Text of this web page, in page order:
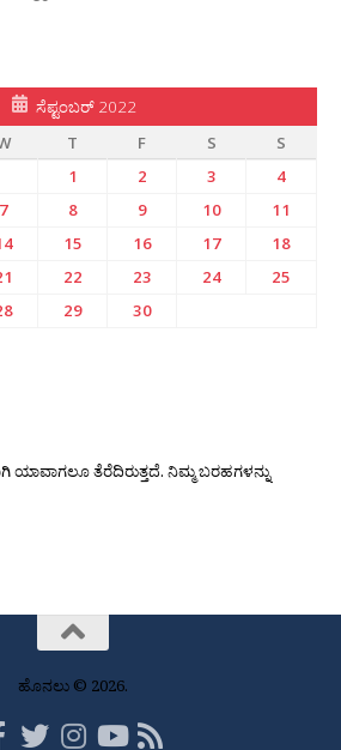
ಸೆಪ್ಟಂಬರ್ 2022
T F S
S
1
2 3
4
7 8 9 10
11
15 16 17
18
22 23 24
25
29
30
ತೆರೆದಿರುತ್ತದೆ. ನಿಮ್ಮ ಬರಹಗಳನ್ನು
ಹೊನಲು © 2026.